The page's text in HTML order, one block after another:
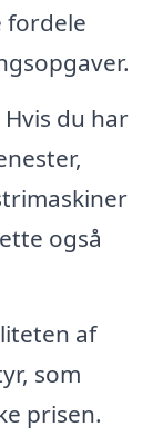
fordele
Hvis du har
også
af
som
prisen.